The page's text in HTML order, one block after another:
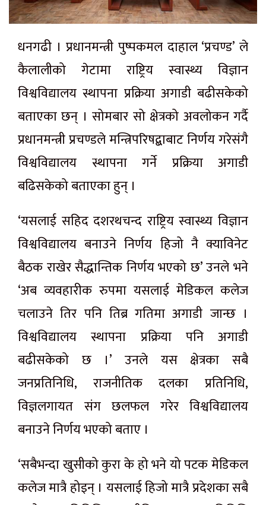
धनगढी । प्रधानमन्त्री पुष्पकमल दाहाल ‘प्रचण्ड’ ले
कैलालीको गेटामा राष्ट्रिय स्वास्थ्य विज्ञान
विश्वविद्यालय स्थापना प्रक्रिया अगाडी बढीसकेको
बताएका छन् । सोमबार सो क्षेत्रको अवलोकन गर्दै
प्रधानमन्त्री प्रचण्डले मन्त्रिपरिषद्बाबाट निर्णय गरेसंगै
विश्वविद्यालय स्थापना गर्ने प्रक्रिया अगाडी
बढिसकेको बताएका हुन् ।
‘यसलाई सहिद दशरथचन्द राष्ट्रिय स्वास्थ्य विज्ञान
विश्वविद्यालय बनाउने निर्णय हिजो नै क्याविनेट
बैठक राखेर सैद्धान्तिक निर्णय भएको छ’ उनले भने
‘अब व्यवहारीक रुपमा यसलाई मेडिकल कलेज
चलाउने तिर पनि तिब्र गतिमा अगाडी जान्छ ।
विश्वविद्यालय स्थापना प्रक्रिया पनि अगाडी
बढीसकेको छ ।’ उनले यस क्षेत्रका सबै
जनप्रतिनिधि, राजनीतिक दलका प्रतिनिधि,
विज्ञलगायत संग छलफल गरेर विश्वविद्यालय
बनाउने निर्णय भएको बताए ।
‘सबैभन्दा खुसीको कुरा के हो भने यो पटक मेडिकल
कलेज मात्रै होइन् । यसलाई हिजो मात्रै प्रदेशका सबै